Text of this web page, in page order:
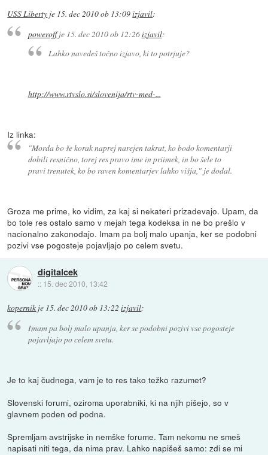
USS Liberty je 15. dec 2010 ob 13:09izjavil:
poweroffje 15. dec 2010 ob 12:26izjavil:
Lahko navedeš točno izjavo, ki to potrjuje?
http://www.rtvslo.si/slovenija/rtv-med-...
Iz linka:
"Morda bo še korak naprej narejen takrat, ko bodo komentarji
dobili resnično, torej res pravo ime in priimek, in bo šele to
pravi trenutek, ko bo raven komentarjev lahko višja," je dodal.
Groza me prime, ko vidim, za kaj si nekateri prizadevajo. Upam, da
bo tole res ostalo samo v mejah tega kodeksa in ne bo prešlo v
nacionalno zakonodajo. Imam pa bolj malo upanja, ker se podobni
pozivi vse pogosteje pojavljajo po celem svetu.
digitalcek
:: 15. dec 2010, 13:42
kopernik je 15. dec 2010 ob 13:22 izjavil:
Imam pa bolj malo upanja, ker se podobni pozivi vse pogosteje
pojavljajo po celem svetu.
Je to kaj čudnega, vam je to res tako težko razumet?
Slovenski forumi, oziroma uporabniki, ki na njih pišejo, so v
glavnem poden od podna.
Spremljam avstrijske in nemške forume. Tam nekomu ne smeš
napisati niti tega, da nima prav. Lahko napišeš samo: zdi se mi